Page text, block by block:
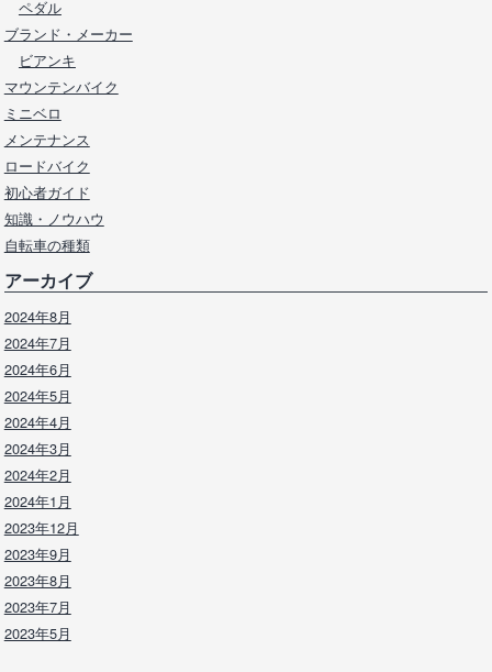
ペダル
ブランド・メーカー
ビアンキ
マウンテンバイク
ミニベロ
メンテナンス
ロードバイク
初心者ガイド
知識・ノウハウ
自転車の種類
アーカイブ
2024年8月
2024年7月
2024年6月
2024年5月
2024年4月
2024年3月
2024年2月
2024年1月
2023年12月
2023年9月
2023年8月
2023年7月
2023年5月